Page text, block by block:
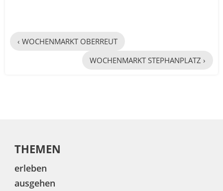
‹ WOCHENMARKT OBERREUT
WOCHENMARKT STEPHANPLATZ ›
THEMEN
erleben
ausgehen